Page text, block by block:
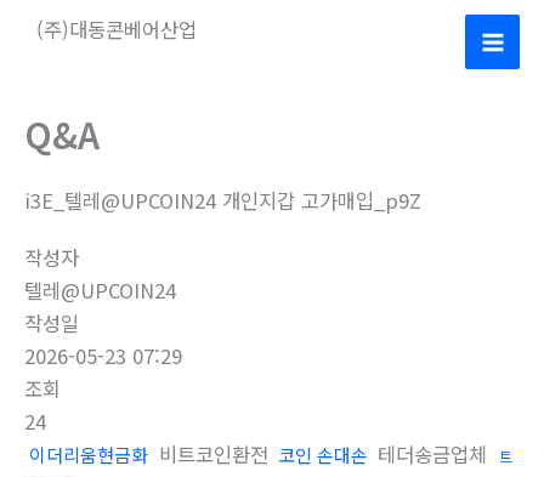
(주)대동콘베어산업
Main
Q&A
i3E_텔레@UPCOIN24 개인지갑 고가매입_p9Z
작성자
텔레@UPCOIN24
작성일
2026-05-23 07:29
조회
24
이더리움현금화 비트코인환전 코인 손대손 테더송금업체
트